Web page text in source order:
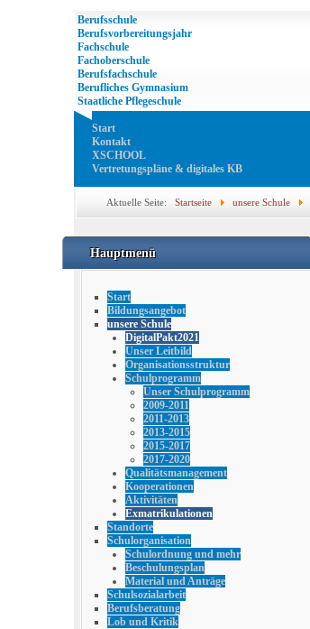
Berufsschule
Berufsvorbereitungsjahr
Fachschule
Fachoberschule
Berufsfachschule
Berufliches Gymnasium
Staatliche Pflegeschule
Start
Kontakt
XSCHOOL
Vertretungspläne & digitales KB
Aktuelle Seite:Startseite unsere Schule
Hauptmenü
Start
Bildungsangebot
unsere Schule
DigitalPakt2021
Unser Leitbild
Organisationsstruktur
Schulprogramm
Unser Schulprogramm
2009-2011
2011-2013
2013-2015
2015-2017
2017-2020
Qualitätsmanagement
Kooperationen
Aktivitäten
Exmatrikulationen
Standorte
Schulorganisation
Schulordnung und mehr
Beschulungsplan
Material und Anträge
Schulsozialarbeit
Berufsberatung
Lob und Kritik